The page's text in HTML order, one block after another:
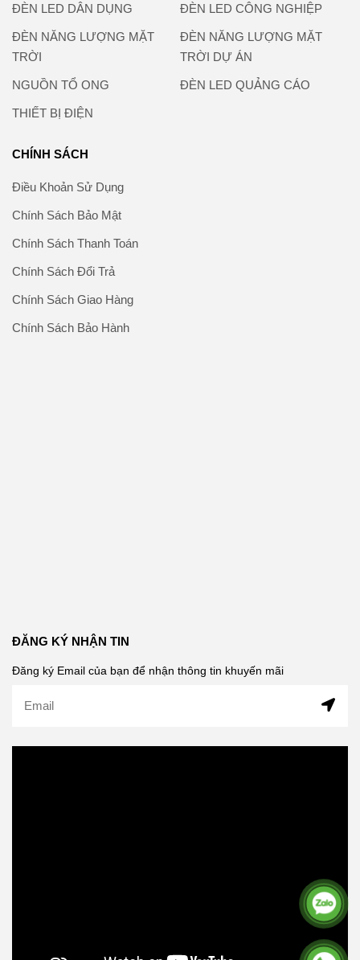
ĐÈN LED DÂN DỤNG ĐÈN LED CÔNG NGHIỆP
ĐÈN NĂNG LƯỢNG MẶT
TRỜI
ĐÈN NĂNG LƯỢNG MẶT
TRỜI DỰ ÁN
NGUỒN TỔ ONG ĐÈN LED QUẢNG CÁO
THIẾT BỊ ĐIỆN
CHÍNH SÁCH
Điều Khoản Sử Dụng
Chính Sách Bảo Mật
Chính Sách Thanh Toán
Chính Sách Đổi Trả
Chính Sách Giao Hàng
Chính Sách Bảo Hành
ĐĂNG KÝ NHẬN TIN
Đăng ký Email của bạn để nhận thông tin khuyến mãi